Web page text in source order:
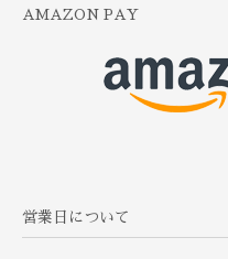
AMAZON PAY
営業日について